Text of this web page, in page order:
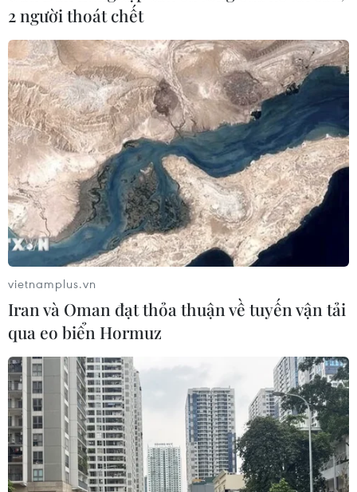
cho thế hệ trẻ Việt Nam
04/08/2026 14:08
Ngành Trí tuệ Nhân tạo của Trung
Quốc vượt mốc 1.200 tỷ NDT trong
năm 2025
04/08/2026 13:20
Nhật Bản siết chặt điều kiện cấp tư
cách vĩnh trú
6 tháng năm 2026, Trung Quốc kỷ
luật hơn 1.500 cán bộ kiểm tra, giám
sát
04/08/2026 07:07
Mỹ bán đồng euro để hỗ trợ Nhật
Bản vực dậy đồng yen
2 người thoát chết
vietnamplus.vn
Iran và Oman đạt thỏa thuận về tuyến vận tải
qua eo biển Hormuz